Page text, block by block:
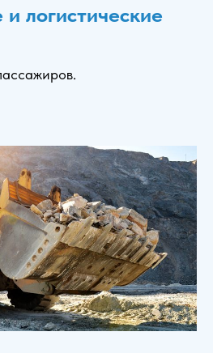
логистические